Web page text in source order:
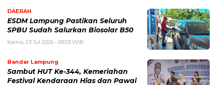
DAERAH
ESDM Lampung Pastikan Seluruh
SPBU Sudah Salurkan Biosolar B50
Kamis, 23 Jul 2026 - 09:03 WIB
Bandar Lampung
Sambut HUT Ke-344, Kemeriahan
Festival Kendaraan Hias dan Pawai